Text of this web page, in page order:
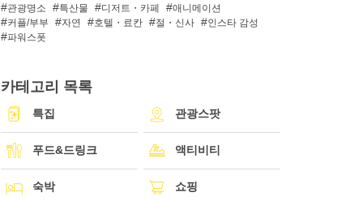
관광명소 특산물 디저트・카페
애니메이션
커플/부부
자연 호텔・료칸 절・신사
인스타 감성
파워스폿
카테고리 목록
특집 관광스팟
푸드&드링크 액티비티
숙박 쇼핑